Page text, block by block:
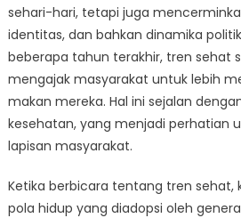
sehari-hari, tetapi juga
identitas, dan bahkan dinamika
beberapa tahun terakhir, tren sehat
mengajak masyarakat untuk lebih
makan mereka. Hal ini sejalan
kesehatan, yang menjadi perhatian
lapisan masyarakat.
Ketika berbicara tentang tren sehat,
pola hidup yang diadopsi oleh